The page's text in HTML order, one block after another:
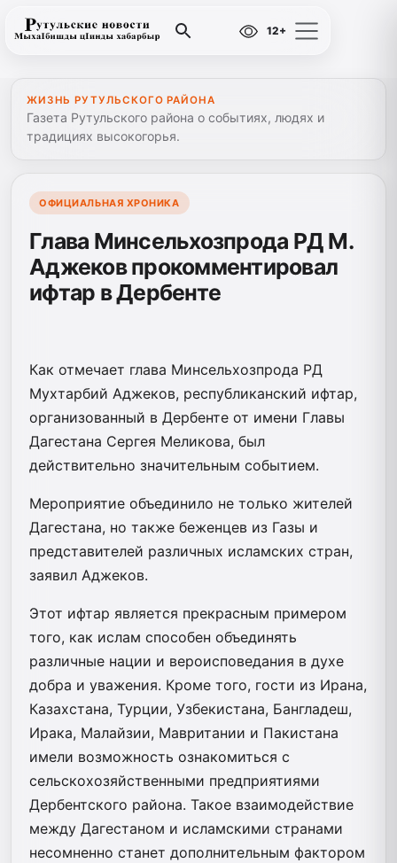
12+
ЖИЗНЬ РУТУЛЬСКОГО РАЙОНА
Газета Рутульского района о событиях, людях и
традициях высокогорья.
ОФИЦИАЛЬНАЯ ХРОНИКА
Глава Минсельхозпрода РД М.
Аджеков прокомментировал
ифтар в Дербенте
Как отмечает глава Минсельхозпрода РД
Мухтарбий Аджеков, республиканский ифтар,
организованный в Дербенте от имени Главы
Дагестана Сергея Меликова, был
действительно значительным событием.
Мероприятие объединило не только жителей
Дагестана, но также беженцев из Газы и
представителей различных исламских стран,
заявил Аджеков.
Этот ифтар является прекрасным примером
того, как ислам способен объединять
различные нации и вероисповедания в духе
добра и уважения. Кроме того, гости из Ирана,
Казахстана, Турции, Узбекистана, Бангладеш,
Ирака, Малайзии, Мавритании и Пакистана
имели возможность ознакомиться с
сельскохозяйственными предприятиями
Дербентского района. Такое взаимодействие
между Дагестаном и исламскими странами
несомненно станет дополнительным фактором